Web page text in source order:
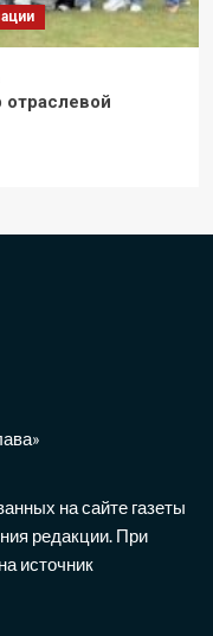
на сайте газеты
редакции. При
источник